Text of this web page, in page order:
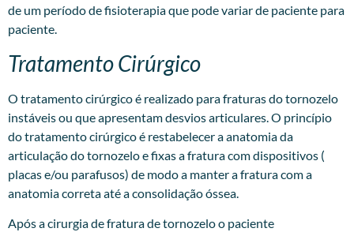
de um período de fisioterapia que pode variar de paciente para
paciente.
Tratamento Cirúrgico
O tratamento cirúrgico é realizado para fraturas do tornozelo
instáveis ou que apresentam desvios articulares. O princípio
do tratamento cirúrgico é restabelecer a anatomia da
articulação do tornozelo e fixas a fratura com dispositivos (
placas e/ou parafusos) de modo a manter a fratura com a
anatomia correta até a consolidação óssea.
Após a cirurgia de fratura de tornozelo o paciente